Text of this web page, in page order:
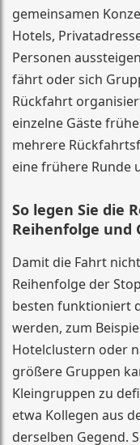
gemeinsamen
Hotels,
Personen
fährt oder sich
Rückfahrt
einzelne Gäste
mehrere
eine frühere Runde
So legen Sie die
Reihenfolge und
Damit die Fahrt
Reihenfolge der
besten funktioniert
werden, zum
Hotelclustern oder
größere Gruppen
Kleingruppen zu
etwa Kollegen aus
derselben Gegend.